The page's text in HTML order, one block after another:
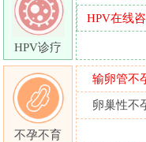
HPV诊疗
HPV在线
不孕不育
输卵管不
卵巢性不